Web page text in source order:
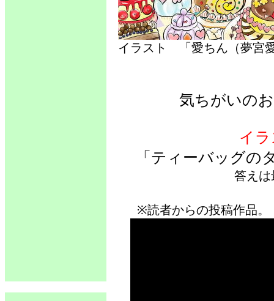
イラスト 「愛ちん（夢
気ちがいの
イ
「ティーバッグの
答えは
※読者からの投稿作品